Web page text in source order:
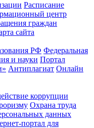
Расписание
центр
граждан
сайта
РФ Федеральная
и науки Портал
Антиплагиат Онлайн
коррупции
Охрана труда
данных
портал для